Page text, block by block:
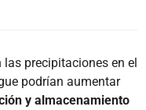
precipitaciones en el
podrían aumentar
y almacenamiento